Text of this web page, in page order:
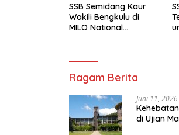
SSB Semidang Kaur
Wakili Bengkulu di
MILO National
Ragam Berita
Juni 11, 2026
di Ujian